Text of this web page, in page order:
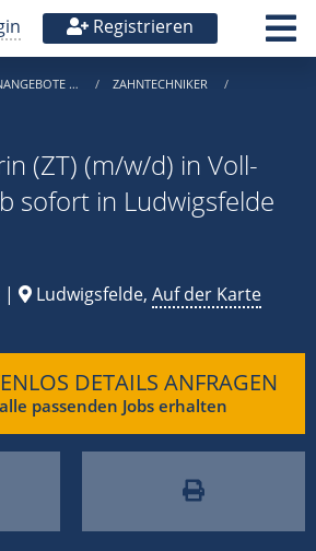
Registrieren
…
ZAHNTECHNIKER
(ZT) (m/w/d) in Voll-
sofort in Ludwigsfelde
| Ludwigsfelde, Auf der Karte
DETAILS ANFRAGEN
passenden Jobs erhalten